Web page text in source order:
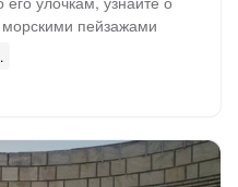
морскими пейзажами